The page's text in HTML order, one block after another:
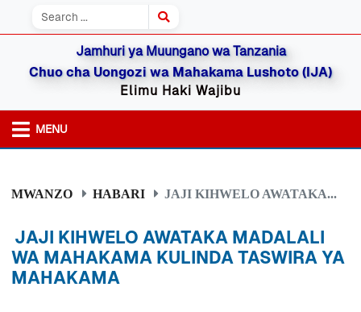
Jamhuri ya Muungano wa Tanzania
Chuo cha Uongozi wa Mahakama Lushoto (IJA)
Elimu Haki Wajibu
MENU
MWANZO HABARI JAJI KIHWELO AWATAKA...
JAJI KIHWELO AWATAKA MADALALI
WA MAHAKAMA KULINDA TASWIRA YA
MAHAKAMA